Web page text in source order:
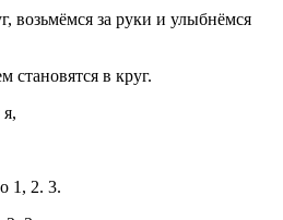
возьмёмся за руки и улыбнёмся
становятся в круг.
1, 2. 3.